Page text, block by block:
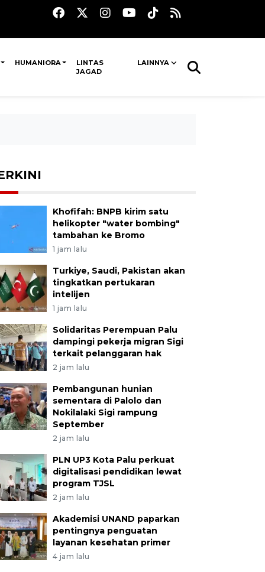
HUMANIORA
LINTAS
JAGAD
LAINNYA
Khofifah: BNPB kirim satu
helikopter "water bombing"
tambahan ke Bromo
1 jam lalu
Turkiye, Saudi, Pakistan akan
tingkatkan pertukaran
intelijen
1 jam lalu
Solidaritas Perempuan Palu
dampingi pekerja migran Sigi
terkait pelanggaran hak
2 jam lalu
Pembangunan hunian
sementara di Palolo dan
Nokilalaki Sigi rampung
September
2 jam lalu
PLN UP3 Kota Palu perkuat
digitalisasi pendidikan lewat
program TJSL
2 jam lalu
Akademisi UNAND paparkan
pentingnya penguatan
layanan kesehatan primer
4 jam lalu